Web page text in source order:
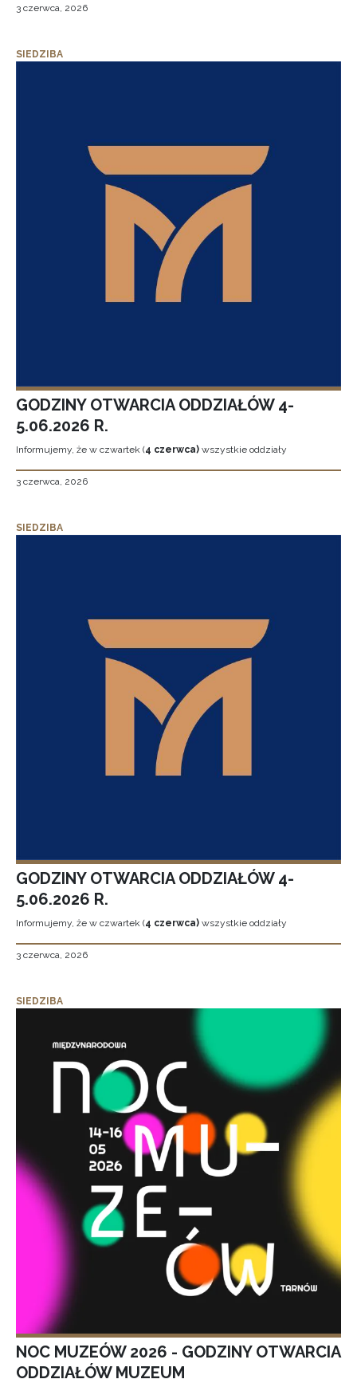
3 czerwca, 2026
SIEDZIBA
GODZINY OTWARCIA ODDZIAŁÓW 4-
5.06.2026 R.
Informujemy, że w czwartek (4 czerwca) wszystkie oddziały
3 czerwca, 2026
SIEDZIBA
GODZINY OTWARCIA ODDZIAŁÓW 4-
5.06.2026 R.
Informujemy, że w czwartek (4 czerwca) wszystkie oddziały
3 czerwca, 2026
SIEDZIBA
NOC MUZEÓW 2026 - GODZINY OTWARCIA
ODDZIAŁÓW MUZEUM